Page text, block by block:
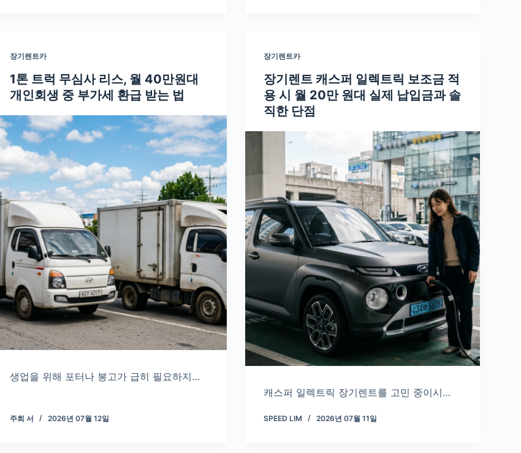
장기렌트카
1톤 트럭 무심사 리스, 월 40만원대
개인회생 중 부가세 환급 받는 법
생업을 위해 포터나 봉고가 급히 필요하지…
주희 서 2026년 07월 12일
장기렌트카
장기렌트 캐스퍼 일렉트릭 보조금 적
용 시 월 20만 원대 실제 납입금과 솔
직한 단점
캐스퍼 일렉트릭 장기렌트를 고민 중이시…
SPEED LIM 2026년 07월 11일